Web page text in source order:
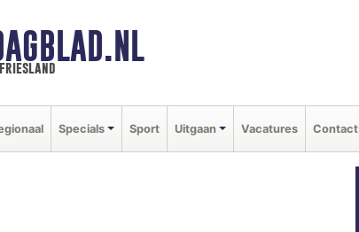
Specials Sport Uitgaan Vacatures Contact